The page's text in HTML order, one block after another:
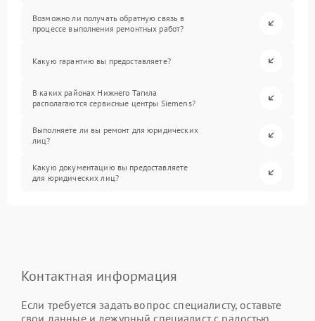
Возможно ли получать обратную связь в
процессе выполнения ремонтных работ?
Какую гарантию вы предоставляете?
В каких районах Нижнего Тагила
располагаются сервисные центры Siemens?
Выполняете ли вы ремонт для юридических
лиц?
Какую документацию вы предоставляете
для юридических лиц?
Контактная информация
Если требуется задать вопрос специалисту, оставьте
свои данные и дежурный специалист с радостью